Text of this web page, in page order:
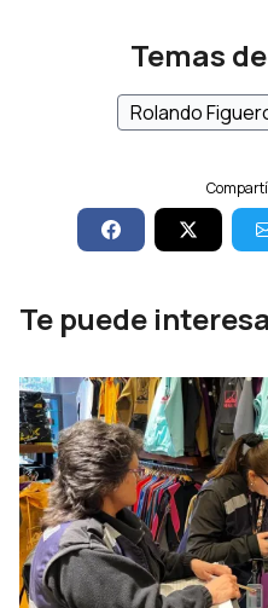
Temas
Rolando
Te puede